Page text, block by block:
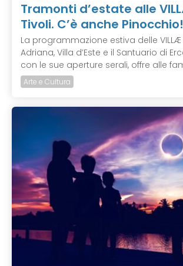
Tramonti d’estate alle
Tivoli. C’è anche Pinocchio!
La programmazione estiva delle VILLÆ
Adriana, Villa d’Este e il Santuario di
con le sue aperture serali, offre alle
Arte e Cultura